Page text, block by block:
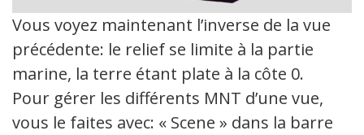
Vous voyez maintenant l’inverse de la vue
précédente: le relief se limite à la partie
marine, la terre étant plate à la côte 0.
Pour gérer les différents MNT d’une vue,
vous le faites avec: « Scene » dans la barre